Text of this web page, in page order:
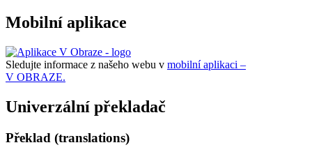
Mobilní aplikace
Sledujte informace z našeho webu v mobilní aplikaci –
V OBRAZE.
Univerzální překladač
Překlad (translations)